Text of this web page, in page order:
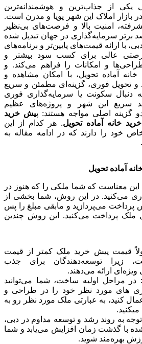
از جذاب‌ترین و هوشمندانه‌ترین
بازار املاک این شهر پویا و مدرن است.
امنیت بالا و فرصت‌های بی‌نظیر
برتر سرمایه‌گذاری در جهان تبدیل شده
با ارائه قیمت‌های پایین‌تر و برنامه‌های
فرصتی عالی برای کسب سود بیشتر و
و امکانات را فراهم می‌کند. و
آماده تحویل، با امکان مشاهده و
تحویل فوری، گزینه‌ای مطمئن و سریع
دنبال سکونت یا سرمایه‌گذاری فوری
سریع این شهر و پروژه‌های عظیم
گزینه اصلی مواجه هستند: پیش خرید
خرید خانه آماده تحویل. هر کدام از این
خود را دارند که در ادامه مقاله به
آماده تحویل
معناست که شما ملکی را که هنوز در
می‌کنید. در این روش، شما بخشی از
پرداخت می‌پردازید و مابقی مبلغ را پس
ملک پرداخت می‌کنید. این روش چندین
قیمت پیش خرید ملک کمتر از قیمت
زیرا توسعه‌دهندگان برای جذب
ارائه می‌دهند.
: در مراحل اولیه ساخت، شما می‌توانید
های مورد نظر خود را در طراحی و
کنید، به عبارتی ملک مورد نظر رو به
توجه به روند رشد و توسعه مداوم در دبی،
با گذشت زمان افزایش می‌یابد و شما
بهره‌مند شوید.